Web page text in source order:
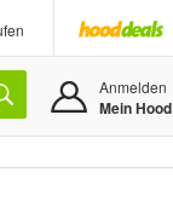
Anmelden
Mein Hood